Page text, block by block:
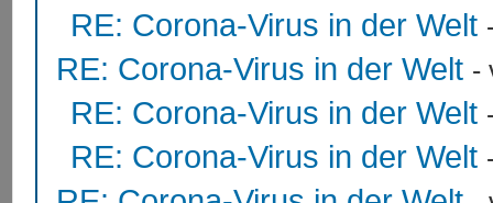
RE: Corona-Virus in der Welt
RE: Corona-Virus in der Welt -
RE: Corona-Virus in der Welt
RE: Corona-Virus in der Welt